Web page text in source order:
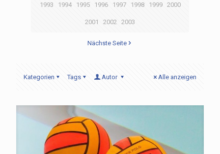
1993 1994 1995 1996 1997 1998 1999 2000
2001 2002 2003
Nächste Seite
Kategorien Tags Autor Alle anzeigen